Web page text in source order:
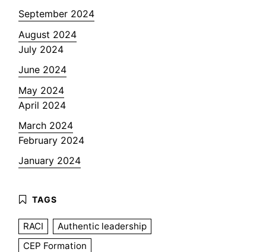
September 2024
August 2024
July 2024
June 2024
May 2024
April 2024
March 2024
February 2024
January 2024
RACI
Authentic leadership
CEP Formation